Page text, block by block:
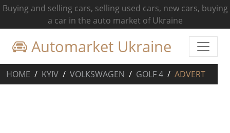
Buying and selling cars, selling used cars, new cars, buying
a car in the auto market of Ukraine
Automarket Ukraine
HOME KYIV VOLKSWAGEN GOLF 4 ADVERT